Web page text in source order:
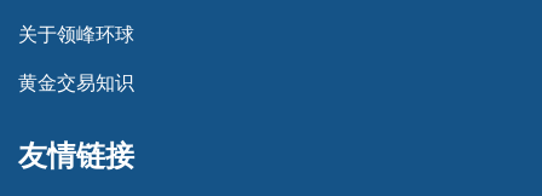
关于领峰环球
黄金交易知识
友情链接